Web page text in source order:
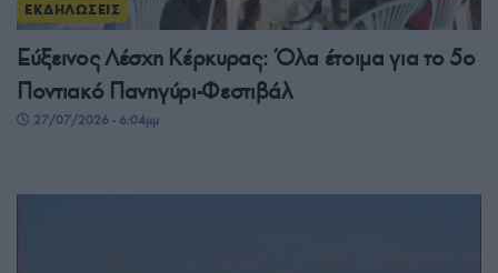
ΕΚΔΗΛΩΣΕΙΣ
Εύξεινος Λέσχη Κέρκυρας: Όλα έτοιμα για το 5ο
Ποντιακό Πανηγύρι-Φεστιβάλ
27/07/2026 - 6:04μμ